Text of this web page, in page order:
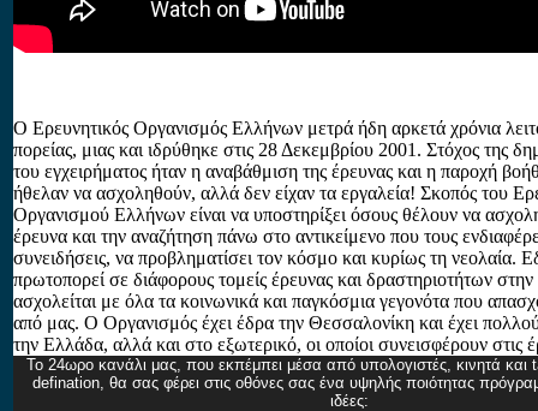
Ο Ερευνητικός Οργανισμός Ελλήνων μετρά ήδη αρκετά χρόνια
πορείας, μιας και ιδρύθηκε στις 28 Δεκεμβρίου 2001. Στόχος της
του εγχειρήματος ήταν η αναβάθμιση της έρευνας και η παροχή
ήθελαν να ασχοληθούν, αλλά δεν είχαν τα εργαλεία! Σκοπός του
Οργανισμού Ελλήνων είναι να υποστηρίξει όσους θέλουν να
έρευνα και την αναζήτηση πάνω στο αντικείμενο που τους
συνειδήσεις, να προβληματίσει τον κόσμο και κυρίως τη νεολαία.
πρωτοπορεί σε διάφορους τομείς έρευνας και δραστηριοτήτων
ασχολείται με όλα τα κοινωνικά και παγκόσμια γεγονότα που
από μας. Ο Οργανισμός έχει έδρα την Θεσσαλονίκη και έχει
την Ελλάδα, αλλά και στο εξωτερικό, οι οποίοι συνεισφέρουν στις
Το 24ωρο κανάλι μας, που εκπέμπει μέσα από υπολογιστές, κινητά και
defination, θα σας φέρει στις οθόνες σας ένα υψηλής ποιότητας
ιδέες: